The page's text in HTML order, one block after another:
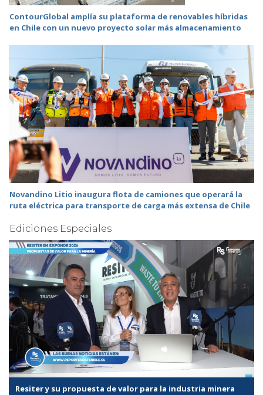
ContourGlobal amplía su plataforma de renovables híbridas
en Chile con un nuevo proyecto solar más almacenamiento
Novandino Litio inaugura flota de camiones que operará la
ruta eléctrica para transporte de carga más extensa de Chile
Ediciones Especiales
Resiter y su propuesta de valor para la industria minera